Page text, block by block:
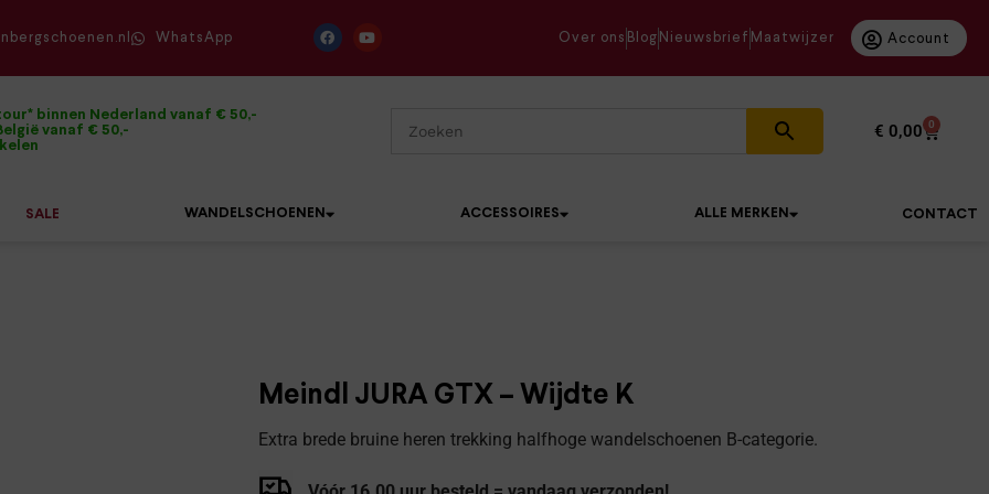
WhatsApp Over ons Blog Nieuwsbrief Maatwijzer Account
binnen Nederland vanaf € 50,-
vanaf € 50,-
€ 0,00 0
SALE WANDELSCHOENEN ACCESSOIRES ALLE MERKEN CONTACT
Meindl JURA GTX – Wijdte K
Extra brede bruine heren trekking halfhoge wandelschoenen B-categorie.